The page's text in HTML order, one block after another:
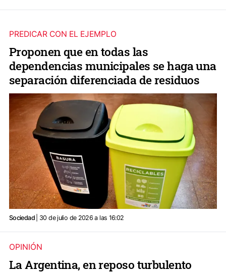
PREDICAR CON EL EJEMPLO
Proponen que en todas las
dependencias municipales se haga una
separación diferenciada de residuos
Sociedad | 30 de julio de 2026 a las 16:02
OPINIÓN
La Argentina, en reposo turbulento